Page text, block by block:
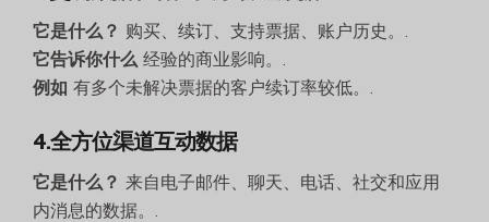
它是什么？ 购买、续订、支持票据、账户历史。.
它告诉你什么 经验的商业影响。.
例如 有多个未解决票据的客户续订率较低。.
4.全方位渠道互动数据
它是什么？ 来自电子邮件、聊天、电话、社交和应用
内消息的数据。.